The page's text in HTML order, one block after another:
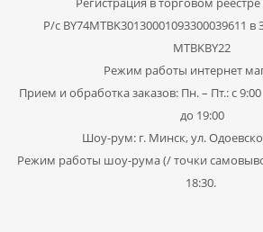
Р/с BY74MTBK30130001093300039611
MTBKBY22
Режим работы интернет
Прием и обработка заказов: Пн. – Пт.: с 9:00
до 19:00
Шоу-рум: г. Минск, ул.
Режим работы шоу-рума (/ точки
18:30.